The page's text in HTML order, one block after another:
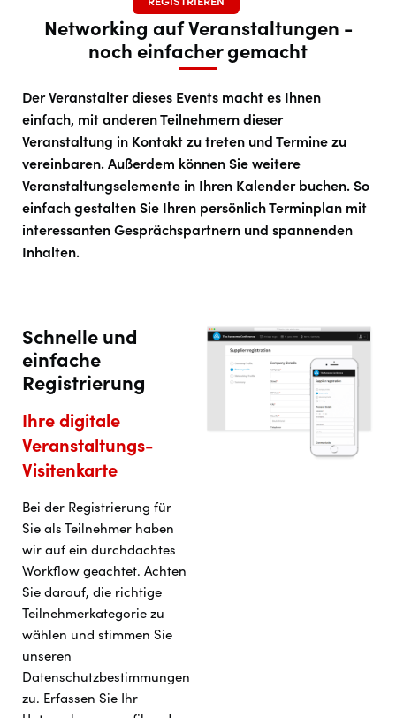
Networking auf Veranstaltungen -
noch einfacher gemacht
Der Veranstalter dieses Events macht es Ihnen
einfach, mit anderen Teilnehmern dieser
Veranstaltung in Kontakt zu treten und Termine zu
vereinbaren. Außerdem können Sie weitere
Veranstaltungselemente in Ihren Kalender buchen. So
einfach gestalten Sie Ihren persönlich Terminplan mit
interessanten Gesprächspartnern und spannenden
Inhalten.
Schnelle und
einfache
Registrierung
Ihre digitale
Veranstaltungs-
Visitenkarte
Bei der Registrierung für
Sie als Teilnehmer haben
wir auf ein durchdachtes
Workflow geachtet. Achten
Sie darauf, die richtige
Teilnehmerkategorie zu
wählen und stimmen Sie
unseren
Datenschutzbestimmungen
zu. Erfassen Sie Ihr